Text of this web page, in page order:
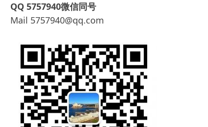
QQ 5757940微信同号
Mail 5757940@qq.com